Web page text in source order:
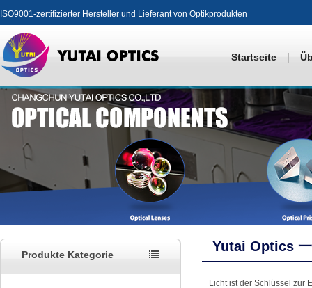
ISO9001-zertifizierter Hersteller und Lieferant von Optikprodukten
Startseite
Produkte Kategorie
Yutai Optics
Licht ist der Schlüssel zur